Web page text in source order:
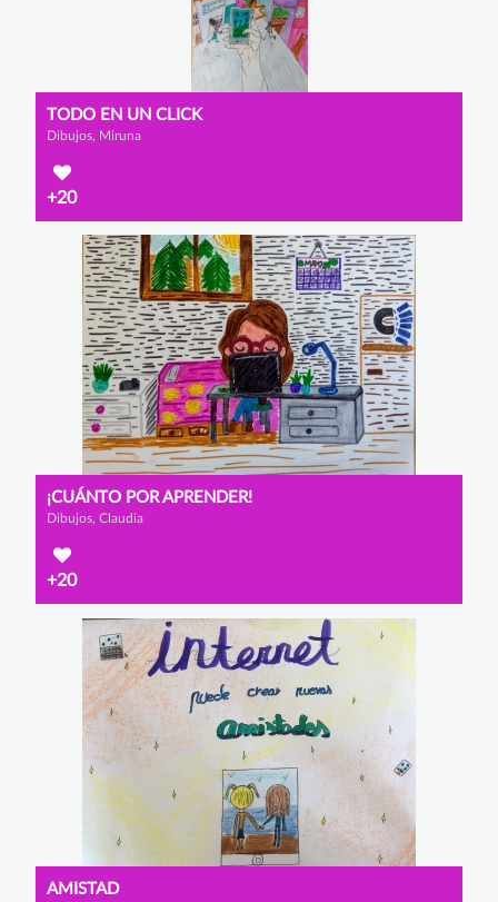
TODO EN UN CLICK
Dibujos, Miruna
+20
¡CUÁNTO POR APRENDER!
Dibujos, Claudia
+20
AMISTAD